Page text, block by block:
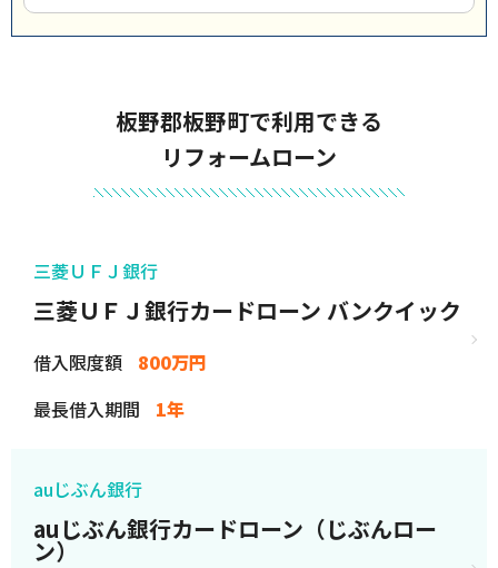
板野郡板野町で利用できる
リフォームローン
三菱ＵＦＪ銀行
三菱ＵＦＪ銀行カードローン バンクイック
借入限度額
800万円
最長借入期間
1年
auじぶん銀行
auじぶん銀行カードローン（じぶんロー
ン）